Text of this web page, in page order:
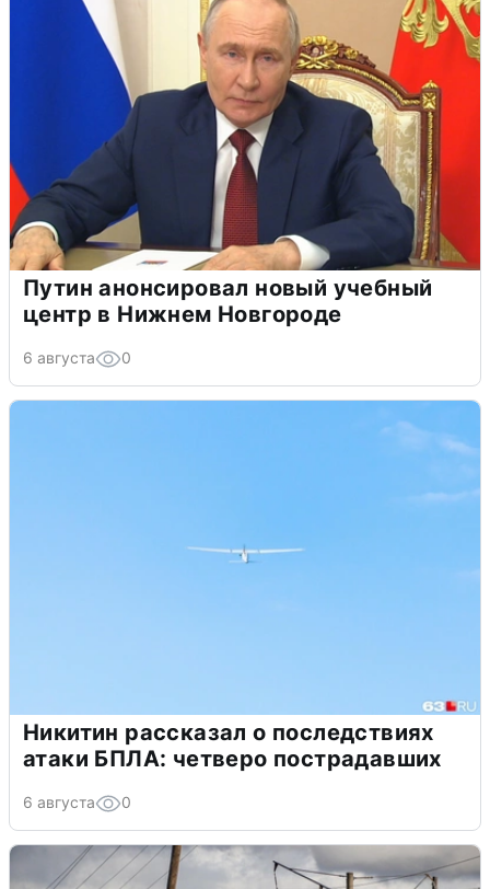
Путин анонсировал новый учебный
центр в Нижнем Новгороде
6 августа 0
Никитин рассказал о последствиях
атаки БПЛА: четверо пострадавших
6 августа 0